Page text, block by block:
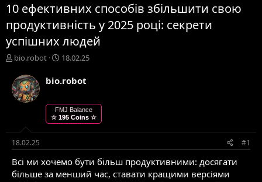
10 ефективних способів збільшити свою
продуктивність у 2025 році: секрети
успішних людей
А
т
о
р
м
и
bio.robot
Д
т
т
в
о
е
н
н
18.02.25
bio.robot
FMJ Balance
☆ 195 Coins ☆
18.02.25 #1
Всі ми хочемо бути більш продуктивними: досягати
більше за менший час, ставати кращими версіями